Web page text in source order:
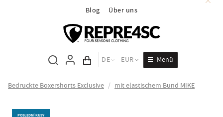
Blog Über uns
Inhalt des Wagens
DE EUR Menü
Bedruckte Boxershorts Exclusive / mit elastischem Bund MIKE
POSLEDNÍ KUSY